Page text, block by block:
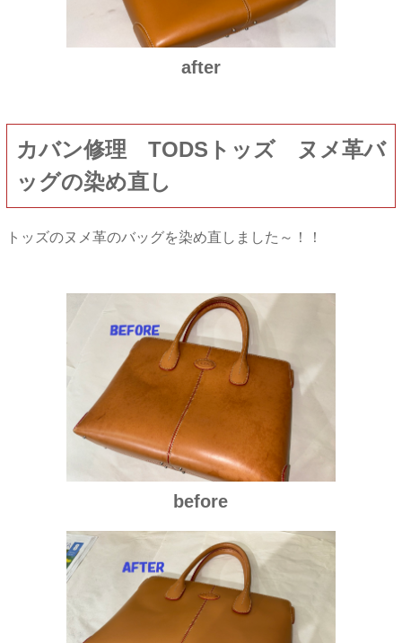
after
カバン修理 TODSトッズ ヌメ革バ
ッグの染め直し
トッズのヌメ革のバッグを染め直しました～！！
before